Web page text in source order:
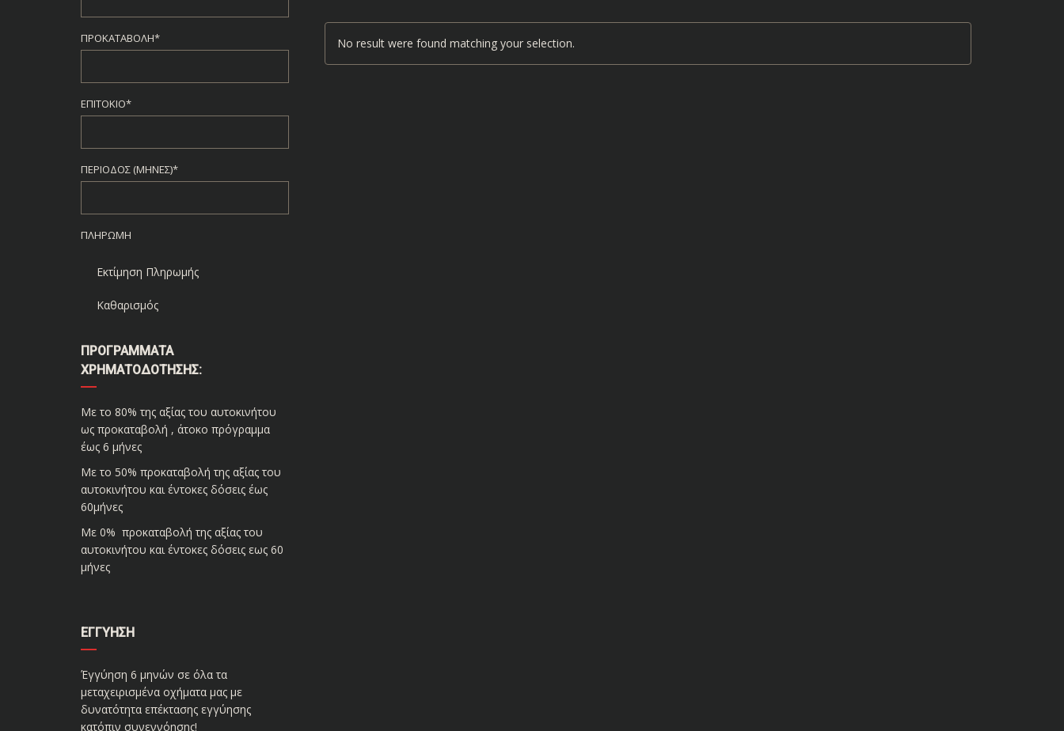
ΠΡΟΚΑΤΑΒΟΛΉ*
ΕΠΙΤΌΚΙΟ*
ΠΕΡΊΟΔΟΣ (ΜΉΝΕΣ)*
ΠΛΗΡΩΜΉ
Εκτίμηση Πληρωμής
Καθαρισμός
ΠΡΟΓΡΆΜΜΑΤΑ
ΧΡΗΜΑΤΟΔΌΤΗΣΗΣ:
Με το 80% της αξίας του αυτοκινήτου
ως προκαταβολή , άτοκο πρόγραμμα
έως 6 μήνες
Με το 50% προκαταβολή της αξίας του
αυτοκινήτου και έντοκες δόσεις έως
60μήνες
Με 0% προκαταβολή της αξίας του
αυτοκινήτου και έντοκες δόσεις εως 60
μήνες
ΕΓΓΎΗΣΗ
Έγγύηση 6 μηνών σε όλα τα
μεταχειρισμένα οχήματα μας με
δυνατότητα επέκτασης εγγύησης
κατόπιν συνεννόησης!
No result were found matching your selection.